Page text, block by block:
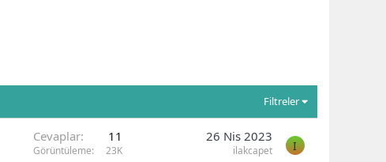
Filtreler
Cevaplar 11
Görüntüleme 23K
26 Nis 2023
ilakcapet I